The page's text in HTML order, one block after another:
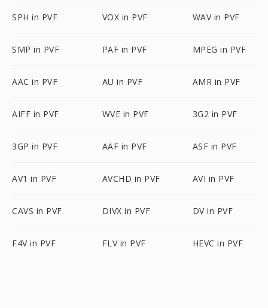
SPH in PVF VOX in PVF WAV in PVF
SMP in PVF PAF in PVF MPEG in PVF
AAC in PVF AU in PVF AMR in PVF
AIFF in PVF WVE in PVF 3G2 in PVF
3GP in PVF AAF in PVF ASF in PVF
AV1 in PVF AVCHD in PVF AVI in PVF
CAVS in PVF DIVX in PVF DV in PVF
F4V in PVF FLV in PVF HEVC in PVF